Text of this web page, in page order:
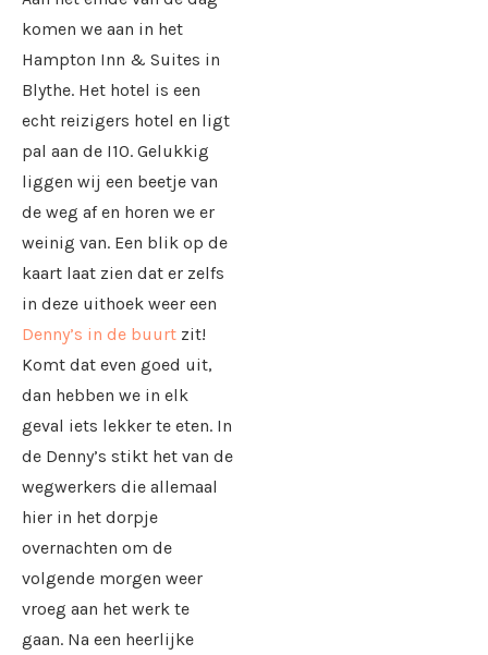
komen we aan in het
Hampton Inn & Suites in
Blythe. Het hotel is een
echt reizigers hotel en ligt
pal aan de I10. Gelukkig
liggen wij een beetje van
de weg af en horen we er
weinig van. Een blik op de
kaart laat zien dat er zelfs
in deze uithoek weer een
Denny’s in de buurt zit!
Komt dat even goed uit,
dan hebben we in elk
geval iets lekker te eten. In
de Denny’s stikt het van de
wegwerkers die allemaal
hier in het dorpje
overnachten om de
volgende morgen weer
vroeg aan het werk te
gaan. Na een heerlijke